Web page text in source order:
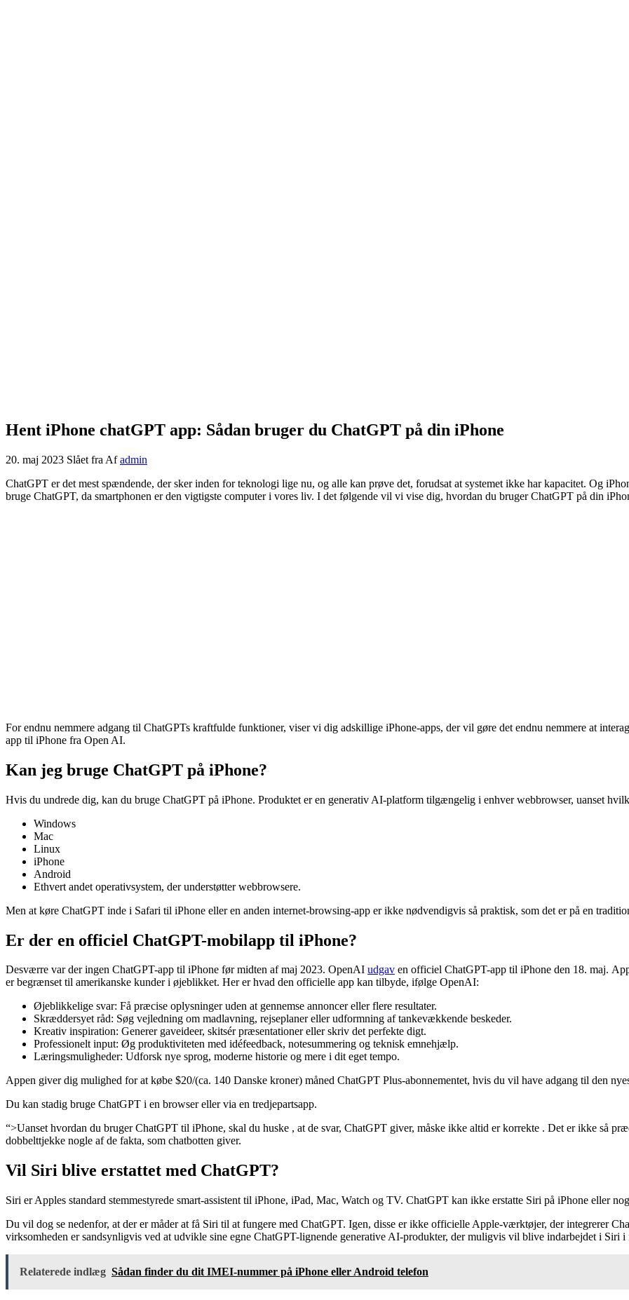
Hent iPhone chatGPT app: Sådan bruger du ChatGPT på din iPhone
20. maj 2023 Slået fra Af admin
ChatGPT er det mest spændende, der sker inden for teknologi lige nu, og alle kan prøve det, forudsat at systemet ikke har kapacitet. Og
bruge ChatGPT, da smartphonen er den vigtigste computer i vores liv. I det følgende vil vi vise dig, hvordan du bruger ChatGPT på din
For endnu nemmere adgang til ChatGPTs kraftfulde funktioner, viser vi dig adskillige iPhone-apps, der vil gøre det endnu nemmere at
app til iPhone fra Open AI.
Kan jeg bruge ChatGPT på iPhone?
Hvis du undrede dig, kan du bruge ChatGPT på iPhone. Produktet er en generativ AI-platform tilgængelig i enhver webbrowser, uanset
Windows
Mac
Linux
iPhone
Android
Ethvert andet operativsystem, der understøtter webbrowsere.
Men at køre ChatGPT inde i Safari til iPhone eller en anden internet-browsing-app er ikke nødvendigvis så praktisk, som det er på en
Er der en officiel ChatGPT-mobilapp til iPhone?
Desværre var der ingen ChatGPT-app til iPhone før midten af ​​maj 2023. OpenAI udgav en officiel ChatGPT-app til iPhone den 18. maj.
er begrænset til amerikanske kunder i øjeblikket. Her er hvad den officielle app kan tilbyde, ifølge OpenAI:
Øjeblikkelige svar: Få præcise oplysninger uden at gennemse annoncer eller flere resultater.
Skræddersyet råd: Søg vejledning om madlavning, rejseplaner eller udformning af tankevækkende beskeder.
Kreativ inspiration: Generer gaveideer, skitsér præsentationer eller skriv det perfekte digt.
Professionelt input: Øg produktiviteten med idéfeedback, notesummering og teknisk emnehjælp.
Læringsmuligheder: Udforsk nye sprog, moderne historie og mere i dit eget tempo.
Appen giver dig mulighed for at købe $20/(ca. 140 Danske kroner) måned ChatGPT Plus-abonnementet, hvis du vil have adgang til den
Du kan stadig bruge ChatGPT i en browser eller via en tredjepartsapp.
“>Uanset hvordan du bruger ChatGPT til iPhone, skal du huske , at de svar, ChatGPT giver, måske ikke altid er korrekte . Det er ikke så
dobbelttjekke nogle af de fakta, som chatbotten giver.
Vil Siri blive erstattet med ChatGPT?
Siri er Apples standard stemmestyrede smart-assistent til iPhone, iPad, Mac, Watch og TV. ChatGPT kan ikke erstatte Siri på iPhone eller
Du vil dog se nedenfor, at der er måder at få Siri til at fungere med ChatGPT. Igen, disse er ikke officielle Apple-værktøjer, der integrerer
virksomheden er sandsynligvis ved at udvikle sine egne ChatGPT-lignende generative AI-produkter, der muligvis vil blive indarbejdet i Siri i
Relaterede indlæg Sådan finder du dit IMEI-nummer på iPhone eller Android telefon